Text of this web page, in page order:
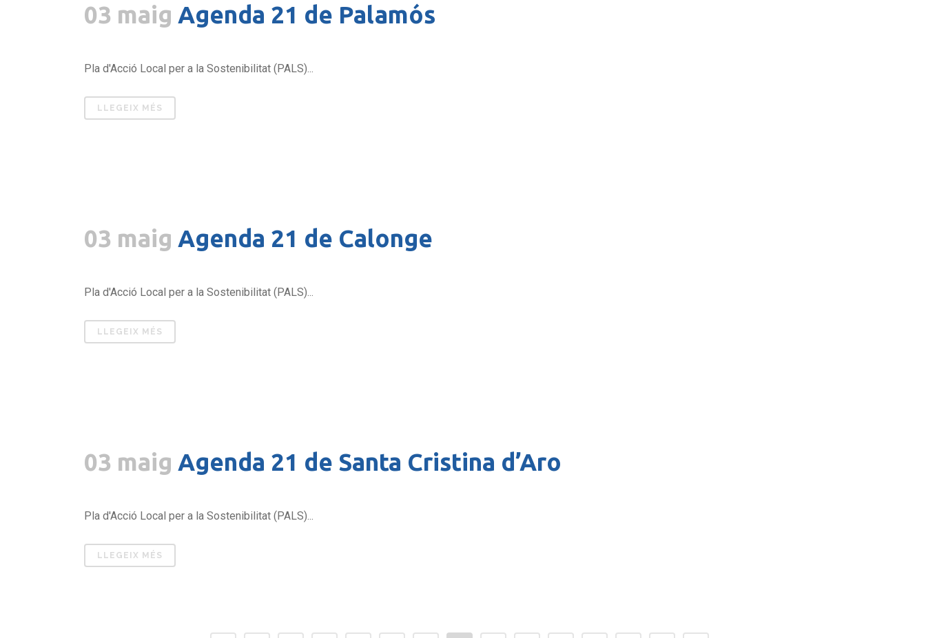
03 maig Agenda 21 de Palamós
Pla d'Acció Local per a la Sostenibilitat (PALS)...
LLEGEIX MÉS
03 maig Agenda 21 de Calonge
Pla d'Acció Local per a la Sostenibilitat (PALS)...
LLEGEIX MÉS
03 maig Agenda 21 de Santa Cristina d’Aro
Pla d'Acció Local per a la Sostenibilitat (PALS)...
LLEGEIX MÉS